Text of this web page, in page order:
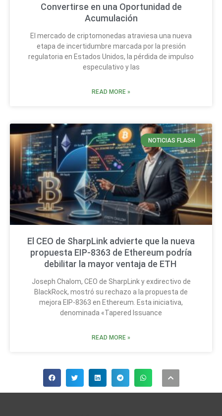
Convertirse en una Oportunidad de
Acumulación
El mercado de criptomonedas atraviesa una nueva
etapa de incertidumbre marcada por la presión
regulatoria en Estados Unidos, la pérdida de impulso
especulativo y las
READ MORE »
NOTICIAS FLASH
El CEO de SharpLink advierte que la nueva
propuesta EIP-8363 de Ethereum podría
debilitar la mayor ventaja de ETH
Joseph Chalom, CEO de SharpLink y exdirectivo de
BlackRock, mostró su rechazo a la propuesta de
mejora EIP-8363 en Ethereum. Esta iniciativa,
denominada «Tapered Issuance
READ MORE »